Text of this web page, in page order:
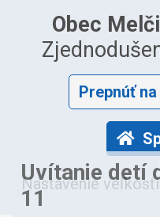
Obec
Prepnúť
Nastavenie
Uvítanie detí
11